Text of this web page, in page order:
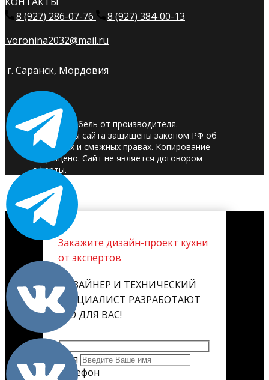
8 (927) 286-07-76
8 (927) 384-00-13
voronina2032@mail.ru
г. Саранск, Мордовия
© 2025. Мебель от производителя.
Материалы сайта защищены законом РФ об
авторских и смежных правах. Копирование
запрещено. Сайт не является договором
оферты.
Закажите дизайн-проект кухни
от экспертов
ДИЗАЙНЕР И ТЕХНИЧЕСКИЙ
СПЕЦИАЛИСТ РАЗРАБОТАЮТ
ЕГО ДЛЯ ВАС!
Имя
Телефон